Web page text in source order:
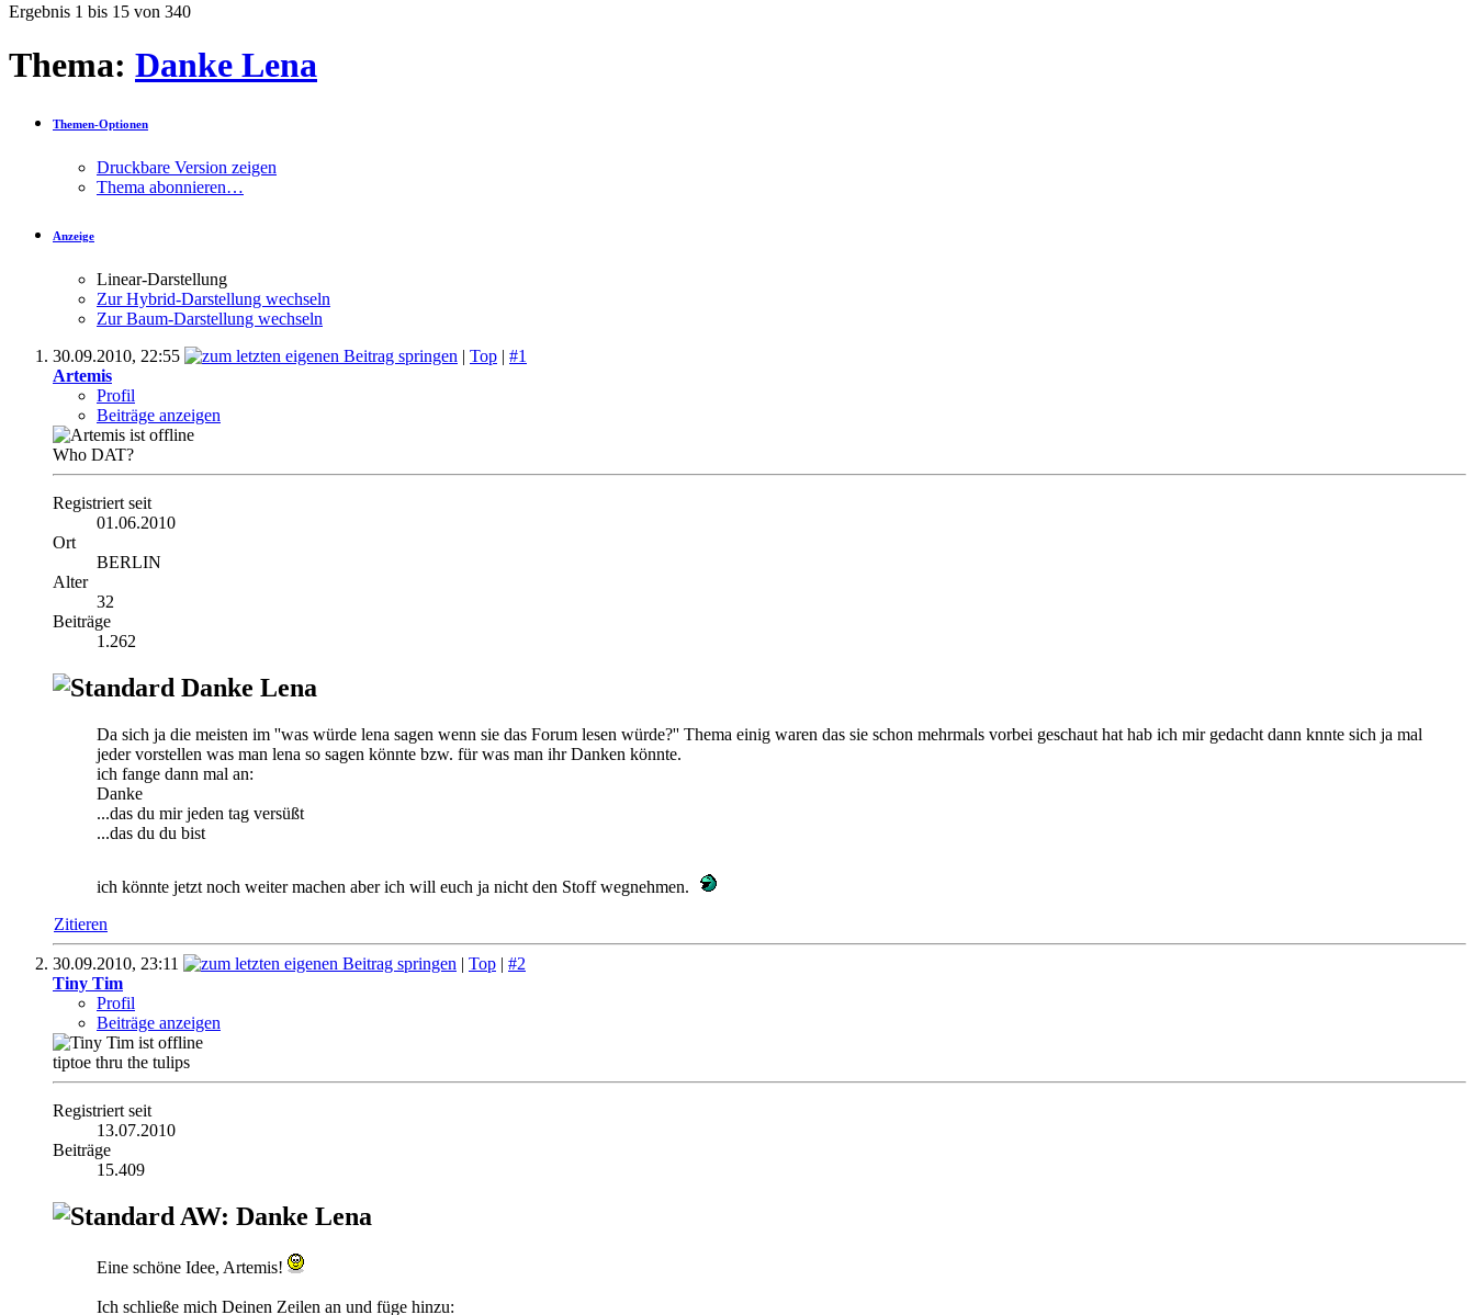
Ergebnis 1 bis 15 von 340
Thema: Danke Lena
Themen-Optionen
Druckbare Version zeigen
Thema abonnieren…
Anzeige
Linear-Darstellung
Zur Hybrid-Darstellung wechseln
Zur Baum-Darstellung wechseln
30.09.2010, 22:55 | Top | #1
Artemis
Profil
Beiträge anzeigen
Who DAT?
Registriert seit
01.06.2010
Ort
BERLIN
Alter
32
Beiträge
1.262
Danke Lena
Da sich ja die meisten im ''was würde lena sagen wenn sie das Forum lesen würde?'' Thema einig waren das sie schon mehrmals vorbei geschaut hat hab ich mir gedacht dann knnte sich ja mal
jeder vorstellen was man lena so sagen könnte bzw. für was man ihr Danken könnte.
ich fange dann mal an:
Danke
...das du mir jeden tag versüßt
...das du du bist
ich könnte jetzt noch weiter machen aber ich will euch ja nicht den Stoff wegnehmen.
Zitieren
30.09.2010, 23:11 | Top | #2
Tiny Tim
Profil
Beiträge anzeigen
tiptoe thru the tulips
Registriert seit
13.07.2010
Beiträge
15.409
AW: Danke Lena
Eine schöne Idee, Artemis!
Ich schließe mich Deinen Zeilen an und füge hinzu: